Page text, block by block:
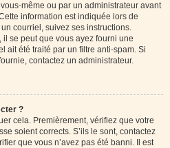
même ou par un administrateur avant
information est indiquée lors de
courriel, suivez ses instructions.
il se peut que vous ayez fourni une
ait été traité par un filtre anti-spam. Si
contactez un administrateur.
?
cela. Premièrement, vérifiez que votre
soient corrects. S’ils le sont, contactez
que vous n’avez pas été banni. Il est